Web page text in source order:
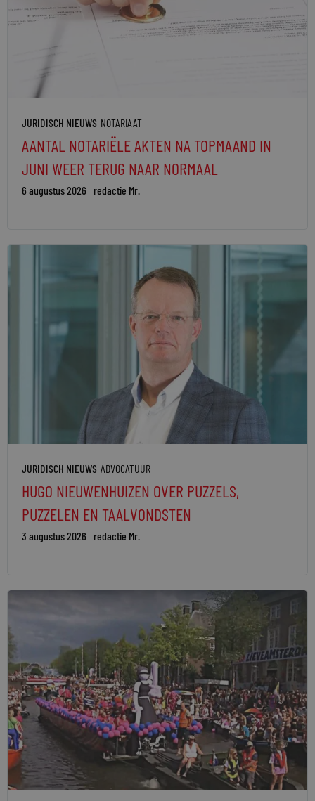
JURIDISCH NIEUWS NOTARIAAT
AANTAL NOTARIËLE AKTEN NA TOPMAAND IN
JUNI WEER TERUG NAAR NORMAAL
6 augustus 2026 redactie Mr.
JURIDISCH NIEUWS ADVOCATUUR
HUGO NIEUWENHUIZEN OVER PUZZELS,
PUZZELEN EN TAALVONDSTEN
3 augustus 2026 redactie Mr.